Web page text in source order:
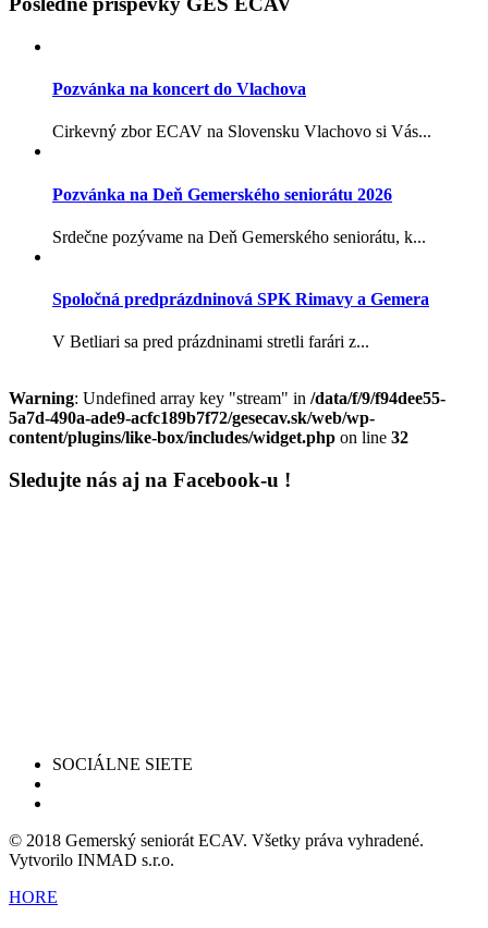
Pozvánka na koncert do Vlachova
Cirkevný zbor ECAV na Slovensku Vlachovo si Vás...
Pozvánka na Deň Gemerského seniorátu 2026
Srdečne pozývame na Deň Gemerského seniorátu, k...
Spoločná predprázdninová SPK Rimavy a Gemera
V Betliari sa pred prázdninami stretli farári z...
Warning: Undefined array key "stream" in /data/f/9/f94dee55-
5a7d-490a-ade9-acfc189b7f72/gesecav.sk/web/wp-
content/plugins/like-box/includes/widget.php on line 32
Sledujte nás aj na Facebook-u !
SOCIÁLNE SIETE
© 2018 Gemerský seniorát ECAV. Všetky práva vyhradené.
Vytvorilo INMAD s.r.o.
HORE